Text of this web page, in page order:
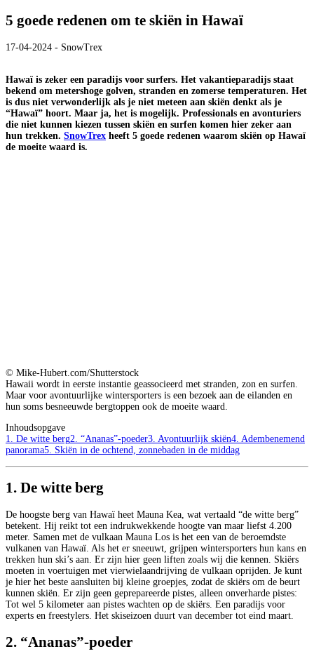
5 goede redenen om te skiën in Hawaï
17-04-2024 - SnowTrex
Hawaï is zeker een paradijs voor surfers. Het vakantieparadijs staat
bekend om metershoge golven, stranden en zomerse temperaturen. Het
is dus niet verwonderlijk als je niet meteen aan skiën denkt als je
“Hawaï” hoort. Maar ja, het is mogelijk. Professionals en avonturiers
die niet kunnen kiezen tussen skiën en surfen komen hier zeker aan
hun trekken. SnowTrex heeft 5 goede redenen waarom skiën op Hawaï
de moeite waard is.
© Mike-Hubert.com/Shutterstock
Hawaii wordt in eerste instantie geassocieerd met stranden, zon en surfen.
Maar voor avontuurlijke wintersporters is een bezoek aan de eilanden en
hun soms besneeuwde bergtoppen ook de moeite waard.
Inhoudsopgave
1. De witte berg2. “Ananas”-poeder3. Avontuurlijk skiën4. Adembenemend
panorama5. Skiën in de ochtend, zonnebaden in de middag
1. De witte berg
De hoogste berg van Hawaï heet Mauna Kea, wat vertaald “de witte berg”
betekent. Hij reikt tot een indrukwekkende hoogte van maar liefst 4.200
meter. Samen met de vulkaan Mauna Los is het een van de beroemdste
vulkanen van Hawaï. Als het er sneeuwt, grijpen wintersporters hun kans en
trekken hun ski’s aan. Er zijn hier geen liften zoals wij die kennen. Skiërs
moeten in voertuigen met vierwielaandrijving de vulkaan oprijden. Je kunt
je hier het beste aansluiten bij kleine groepjes, zodat de skiërs om de beurt
kunnen skiën. Er zijn geen geprepareerde pistes, alleen onverharde pistes:
Tot wel 5 kilometer aan pistes wachten op de skiërs. Een paradijs voor
experts en freestylers. Het skiseizoen duurt van december tot eind maart.
2. “Ananas”-poeder